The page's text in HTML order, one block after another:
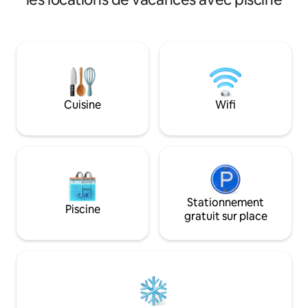
marin qui imite la
exclusif des
avec Osteria
peuvent être
inclus dans le
Cuisine Wifi
Piscine
Stationnement
gratuit sur place